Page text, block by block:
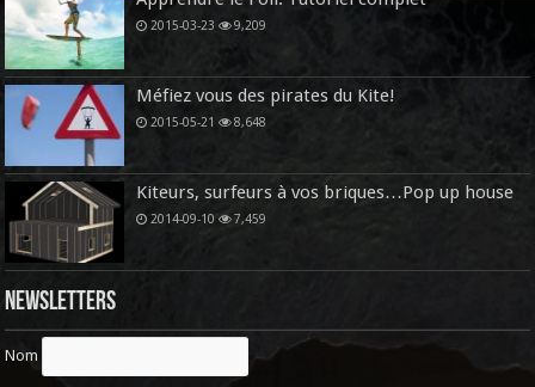
2015-03-23 9,209
Méfiez vous des pirates du Kite!
2015-05-21 8,648
Kiteurs, surfeurs à vos briques…Pop up house
2014-09-10 7,459
Newsletters
Nom